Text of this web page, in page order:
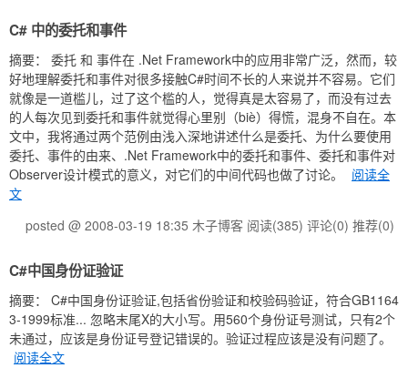
C# 中的委托和事件
摘要： 委托 和 事件在 .Net Framework中的应用非常广泛，然而，较
好地理解委托和事件对很多接触C#时间不长的人来说并不容易。它们
就像是一道槛儿，过了这个槛的人，觉得真是太容易了，而没有过去
的人每次见到委托和事件就觉得心里别（biè）得慌，混身不自在。本
文中，我将通过两个范例由浅入深地讲述什么是委托、为什么要使用
委托、事件的由来、.Net Framework中的委托和事件、委托和事件对
Observer设计模式的意义，对它们的中间代码也做了讨论。
阅读全
文
posted @ 2008-03-19 18:35 木子博客 阅读(385) 评论(0) 推荐(0)
C#中国身份证验证
摘要： C#中国身份证验证,包括省份验证和校验码验证，符合GB1164
3-1999标准... 忽略末尾X的大小写。用560个身份证号测试，只有2个
未通过，应该是身份证号登记错误的。验证过程应该是没有问题了。
阅读全文